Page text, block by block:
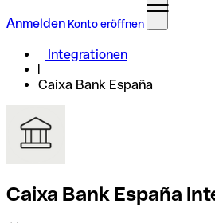
Anmelden Konto eröffnen
Integrationen
Caixa Bank España
Caixa Bank España